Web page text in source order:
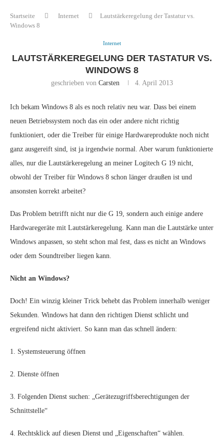
Startseite Internet
Lautstärkeregelung der Tastatur vs.
Windows 8
Internet
LAUTSTÄRKEREGELUNG DER TASTATUR VS.
WINDOWS 8
geschrieben von Carsten 4. April 2013
Ich bekam Windows 8 als es noch relativ neu war. Dass bei einem
neuen Betriebssystem noch das ein oder andere nicht richtig
funktioniert, oder die Treiber für einige Hardwareprodukte noch nicht
ganz ausgereift sind, ist ja irgendwie normal. Aber warum funktionierte
alles, nur die Lautstärkeregelung an meiner Logitech G 19 nicht,
obwohl der Treiber für Windows 8 schon länger draußen ist und
ansonsten korrekt arbeitet?
Das Problem betrifft nicht nur die G 19, sondern auch einige andere
Hardwaregeräte mit Lautstärkeregelung. Kann man die Lautstärke unter
Windows anpassen, so steht schon mal fest, dass es nicht an Windows
oder dem Soundtreiber liegen kann.
Nicht an Windows?
Doch! Ein winzig kleiner Trick behebt das Problem innerhalb weniger
Sekunden. Windows hat dann den richtigen Dienst schlicht und
ergreifend nicht aktiviert. So kann man das schnell ändern:
1. Systemsteuerung öffnen
2. Dienste öffnen
3. Folgenden Dienst suchen: „Gerätezugriffsberechtigungen der
Schnittstelle“
4. Rechtsklick auf diesen Dienst und „Eigenschaften“ wählen.